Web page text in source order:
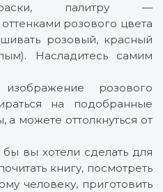
палитру —
розового цвета
розовый, красный
Насладитесь самим
розового
на подобранные
можете оттолкнуться от
вы хотели сделать для
книгу, посмотреть
человеку, приготовить